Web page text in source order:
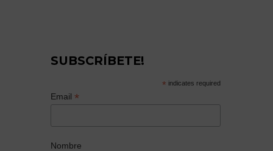
SUBSCRÍBETE!
* indicates required
Email *
Nombre